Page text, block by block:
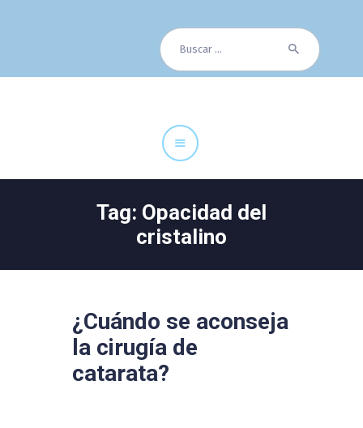
Buscar:
Tag: Opacidad del
cristalino
Cuadro Médico
Especialidades
¿Cuándo se aconseja
la cirugía de
catarata?